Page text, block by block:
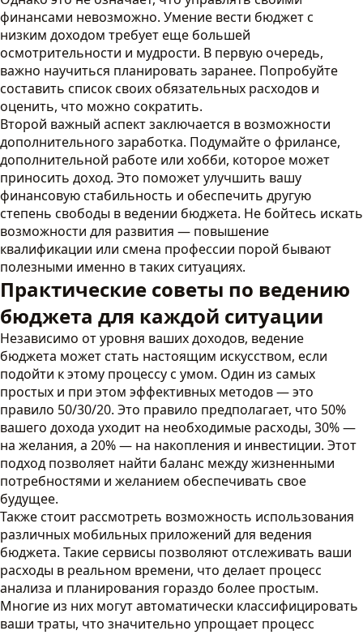
финансами невозможно. Умение вести бюджет с
низким доходом требует еще большей
осмотрительности и мудрости. В первую очередь,
важно научиться планировать заранее. Попробуйте
составить список своих обязательных расходов и
оценить, что можно сократить.
Второй важный аспект заключается в возможности
дополнительного заработка. Подумайте о фрилансе,
дополнительной работе или хобби, которое может
приносить доход. Это поможет улучшить вашу
финансовую стабильность и обеспечить другую
степень свободы в ведении бюджета. Не бойтесь искать
возможности для развития — повышение
квалификации или смена профессии порой бывают
полезными именно в таких ситуациях.
Практические советы по ведению
бюджета для каждой ситуации
Независимо от уровня ваших доходов, ведение
бюджета может стать настоящим искусством, если
подойти к этому процессу с умом. Один из самых
простых и при этом эффективных методов — это
правило 50/30/20. Это правило предполагает, что 50%
вашего дохода уходит на необходимые расходы, 30% —
на желания, а 20% — на накопления и инвестиции. Этот
подход позволяет найти баланс между жизненными
потребностями и желанием обеспечивать свое
будущее.
Также стоит рассмотреть возможность использования
различных мобильных приложений для ведения
бюджета. Такие сервисы позволяют отслеживать ваши
расходы в реальном времени, что делает процесс
анализа и планирования гораздо более простым.
Многие из них могут автоматически классифицировать
ваши траты, что значительно упрощает процесс